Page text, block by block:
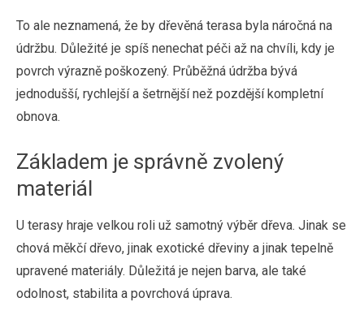
To ale neznamená, že by dřevěná terasa byla náročná na
údržbu. Důležité je spíš nenechat péči až na chvíli, kdy je
povrch výrazně poškozený. Průběžná údržba bývá
jednodušší, rychlejší a šetrnější než pozdější kompletní
obnova.
Základem je správně zvolený
materiál
U terasy hraje velkou roli už samotný výběr dřeva. Jinak se
chová měkčí dřevo, jinak exotické dřeviny a jinak tepelně
upravené materiály. Důležitá je nejen barva, ale také
odolnost, stabilita a povrchová úprava.